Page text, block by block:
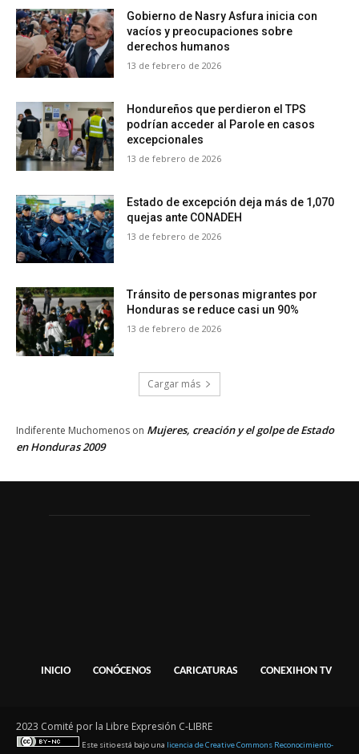
Gobierno de Nasry Asfura inicia con
vacíos y preocupaciones sobre
derechos humanos
13 de febrero de 2026
Hondureños que perdieron el TPS
podrían acceder al Parole en casos
excepcionales
13 de febrero de 2026
Estado de excepción deja más de 1,070
quejas ante CONADEH
13 de febrero de 2026
Tránsito de personas migrantes por
Honduras se reduce casi un 90%
13 de febrero de 2026
Cargar más
Indiferente Muchomenos on Mujeres, creación y el golpe de Estado
en Honduras 2009
INICIO CONÓCENOS CARICATURAS CONEXIHON TV
2023 Comité por la Libre Expresión C-LIBRE
Este sitio está bajo una licencia de Creative Commons Reconocimiento-